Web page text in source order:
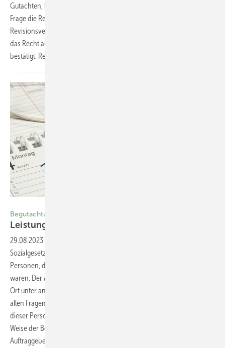
Gutachten, hatte aber wegen der grundsätzlichen Bedeutung dieser
Frage die Revision zum Bundessozialgericht (BSG) zugelassen. Im
Revisionsverfahren hat das BSG die Entscheidung aufgehoben und
das Recht auf die Mitnahme einer Vertrauensperson im Grundsatz
bestätigt. Reinhard
Begutachtung
Leistungsfähigkeit nach langer
29.08.2023
Sozialgesetzbuchs (SGB II und SGB III) befinden sich etliche
Personen, die aufgrund von Erkrankung längere Zeit arbeitsunfähig
waren. Der Ärztliche Dienst der Bundesagentur für Arbeit berät vor
Ort unter anderem die lokalen Arbeitsagenturen und die Jobcenter zu
allen Fragen der Arbeitsvermittlung und beruflichen Rehabilitation
dieser Personengruppe. Im Folgenden werden sowohl die Art und
Weise der Beauftragung des ärztlichen Dienstes durch die
Auftraggebenden innerhalb der Arbeitsagentur als auch der Ablauf